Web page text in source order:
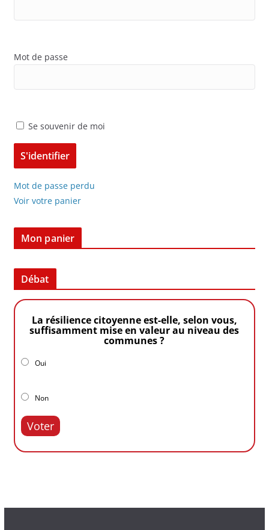
Mot de passe
Se souvenir de moi
Mot de passe perdu
Voir votre panier
Mon panier
Débat
La résilience citoyenne est-elle, selon vous,
suffisamment mise en valeur au niveau des
communes ?
Oui
Non
Voter